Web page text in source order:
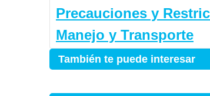
Precauciones y
Manejo y Transporte
También te puede interesar